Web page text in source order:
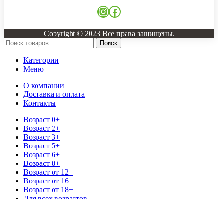
Instagram
Facebook
Copyright © 2023 Все права защищены.
Поиск
Категории
Меню
О компании
Доставка и оплата
Контакты
Возраст 0+
Возраст 2+
Возраст 3+
Возраст 5+
Возраст 6+
Возраст 8+
Возраст от 12+
Возраст от 16+
Возраст от 18+